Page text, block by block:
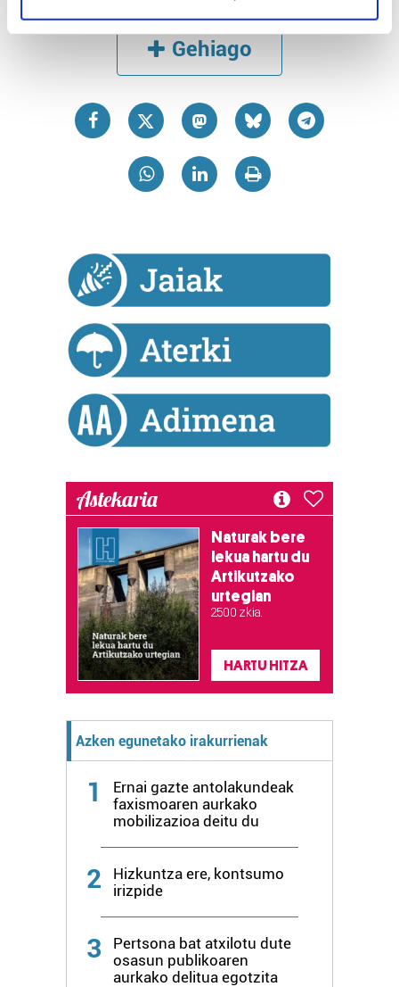
specific characteristics (fingerprinting)
Find out more about how your personal data is processed
details section
Guk eta gure bazkideek zure datu pertsonalak
prozesatzen ditugu, zure IP zenbakia, besteak beste,
pertsonalizatuak eskaintzeko, iragarkiak eta edukia
neurtzeko, jendeari buruzko informazioa biltzeko eta
Bazkide batzuek ez dizute baimenik eskatzen, eta beren
interes komertzial legitimoetan babesten dira. Ikusi gure
bazkideen zerrenda, beren ustez zein helburutarako
duten interes legitimoa eta horren aurka nola egin
dezakezun ikusteko.
Lortu zure datu pertsonalak prozesatzeko moduari
buruzko informazio gehiago eta ezarri zure lehentasunak
datuen atalean. Edozein unetan alda edo ken dezakezu
Webgune honek cookie propioak eta hirugarrenen cookie-
fitxategiak erabiltzen ditu. Zure esperientzia eta
zerbitzuak hobetzeko asmoz, cookie teknologiaz
baliatzen gara. Ohar hau onartuz gero, teknologia hori
erabiltzeko baimen esplizitua ematen diguzu.
Gehiago
Astekaria
Naturak bere
lekua hartu du
Artikutzako
urtegian
2.500 zkia.
HARTU HITZA
Azken egunetako irakurrienak
1
Ernai gazte antolakundeak
faxismoaren aurkako
mobilizazioa deitu du
2
Hizkuntza ere, kontsumo
irizpide
3
Pertsona bat atxilotu dute
osasun publikoaren
aurkako delitua egotzita